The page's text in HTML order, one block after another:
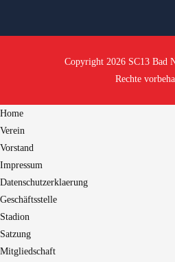
Copyright 2026 SC13 Bad
Rechte
Home
Verein
Vorstand
Impressum
Datenschutzerklaerung
Geschäftsstelle
Stadion
Satzung
Mitgliedschaft